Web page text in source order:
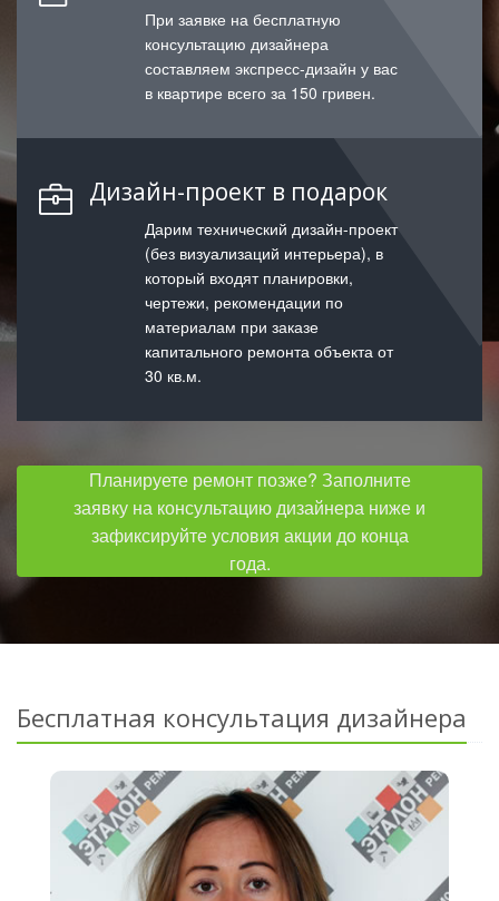
При заявке на бесплатную
консультацию дизайнера
составляем экспресс-дизайн у вас
в квартире всего за 150 гривен.
Дизайн-проект в подарок
Дарим технический дизайн-проект
(без визуализаций интерьера), в
который входят планировки,
чертежи, рекомендации по
материалам при заказе
капитального ремонта объекта от
30 кв.м.
Планируете ремонт позже? Заполните
заявку на консультацию дизайнера ниже и
зафиксируйте условия акции до конца
года.
Бесплатная консультация дизайнера